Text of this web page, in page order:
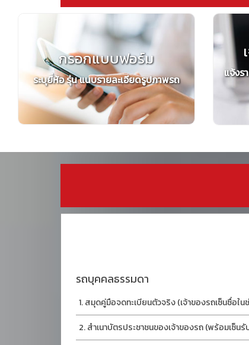
กรอกแบบฟอร์ม
ระบุยี่ห้อ รุ่น แนบรายละเอียดรูปภาพรถ
แจ้งร
รถบุคคลธรรมดา
สมุดคู่มือจดทะเบียนตัวจริง (เจ้าของรถเซ็นซื่อใ
สำเนาบัตรประชาชนของเจ้าของรถ (พร้อมเซ็น